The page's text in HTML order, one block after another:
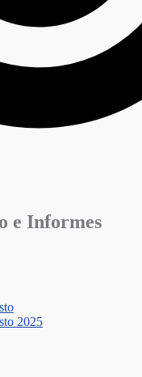
e Informes
2025